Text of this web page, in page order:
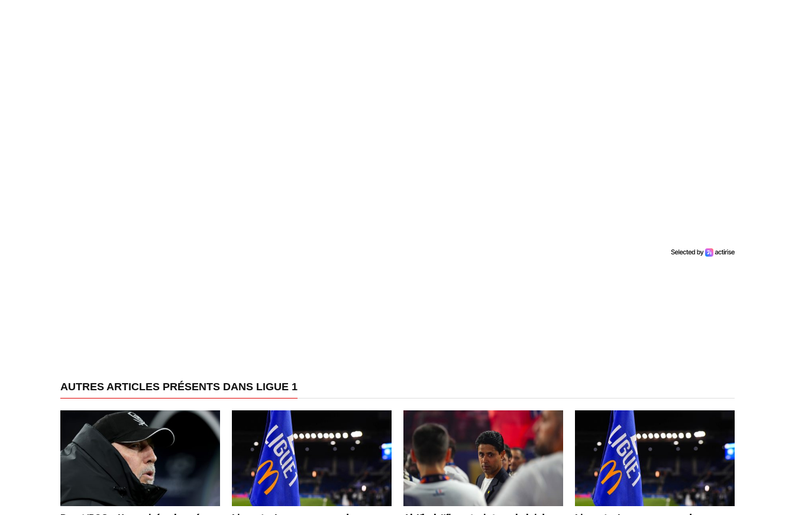
AUTRES ARTICLES PRÉSENTS DANS LIGUE 1